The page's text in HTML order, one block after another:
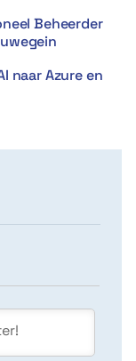
Beheerder
naar Azure en